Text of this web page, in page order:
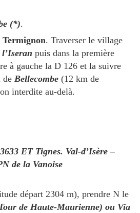
(*).
Termignon. Traverser le village
puis dans la première
à gauche la D 126 et la suivre
de Bellecombe (12 km de
interdite au-delà.
3633 ET Tignes. Val-d’Isère –
de la Vanoise
départ 2304 m), prendre N le
de Haute-Maurienne) ou Via